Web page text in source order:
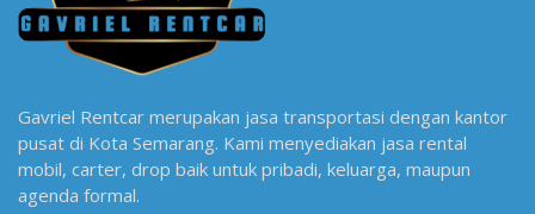
Gavriel Rentcar merupakan jasa transportasi dengan kantor
pusat di Kota Semarang. Kami menyediakan jasa rental
mobil, carter, drop baik untuk pribadi, keluarga, maupun
agenda formal.